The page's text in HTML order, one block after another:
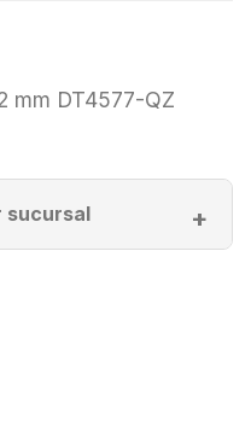
mm DT4577-QZ
sucursal